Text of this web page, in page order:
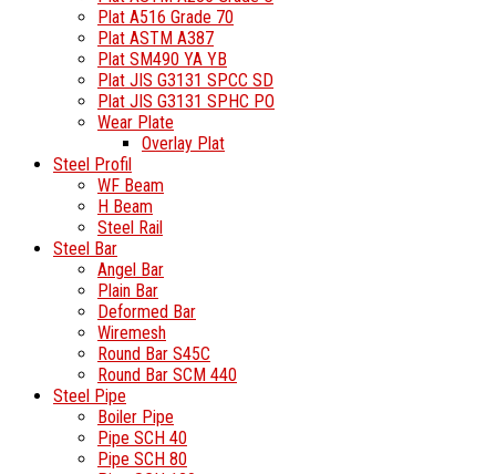
Plat A516 Grade 70
Plat ASTM A387
Plat SM490 YA YB
Plat JIS G3131 SPCC SD
Plat JIS G3131 SPHC PO
Wear Plate
Overlay Plat
Steel Profil
WF Beam
H Beam
Steel Rail
Steel Bar
Angel Bar
Plain Bar
Deformed Bar
Wiremesh
Round Bar S45C
Round Bar SCM 440
Steel Pipe
Boiler Pipe
Pipe SCH 40
Pipe SCH 80